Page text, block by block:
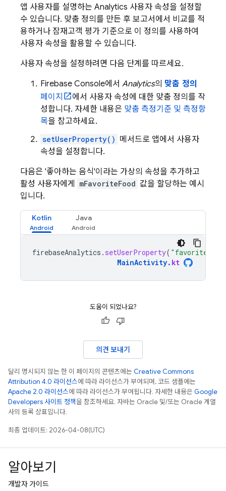
앱 사용자를 설명하는 Analytics 사용자 속성을 설정할
수 있습니다. 맞춤 정의를 만든 후 보고서에서 비교를 적
용하거나 잠재고객 평가 기준으로 이 정의를 사용하여
사용자 속성을 활용할 수 있습니다.
사용자 속성을 설정하려면 다음 단계를 따르세요.
Firebase Console에서 Analytics의 맞춤 정의
페이지
에서 사용자 속성에 대한 맞춤 정의를 작
성합니다. 자세한 내용은 맞춤 측정기준 및 측정항
목을 참고하세요.
setUserProperty() 메서드로 앱에서 사용자
속성을 설정합니다.
다음은 '좋아하는 음식'이라는 가상의 속성을 추가하고
활성 사용자에게
mFavoriteFood 값을 할당하는 예시
입니다.
Kotlin Java
firebaseAnalytics . setUserProperty(
MainActivity. kt
도움이 되었나요?
의견 보내기
달리 명시되지 않는 한 이 페이지의 콘텐츠에는 Creative Commons
Attribution 4.0 라이선스에 따라 라이선스가 부여되며, 코드 샘플에는
Apache 2.0 라이선스에 따라 라이선스가 부여됩니다. 자세한 내용은 Google
Developers 사이트 정책을 참조하세요. 자바는 Oracle 및/또는 Oracle 계열
사의 등록 상표입니다.
최종 업데이트: 2026-04-08(UTC)
알아보기
개발자 가이드